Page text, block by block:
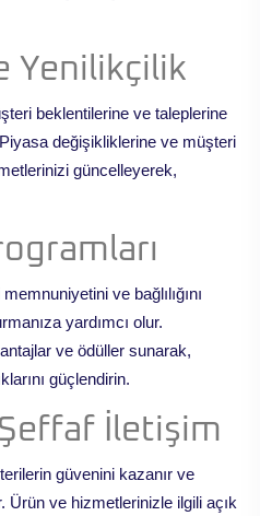
Yenilikçilik
beklentilerine ve taleplerine
değişikliklerine ve müşteri
güncelleyerek,
ve bağlılığını
yardımcı olur.
ve ödüller sunarak,
güçlendirin.
İletişim
güvenini kazanır ve
ve hizmetlerinizle ilgili açık